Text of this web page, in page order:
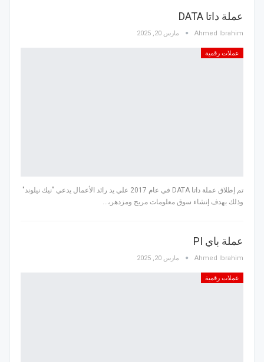
عملة داتا DATA
Ahmed Ibrahim مارس 20, 2025
عملات رقمية
تم إطلاق عملة داتا DATA في عام 2017 علي يد رائد الأعمال يدعي "نيك نيلوند"
وذلك بهدف إنشاء سوق معلومات مريح ومزدهر،…
عملة باي PI
Ahmed Ibrahim مارس 20, 2025
عملات رقمية